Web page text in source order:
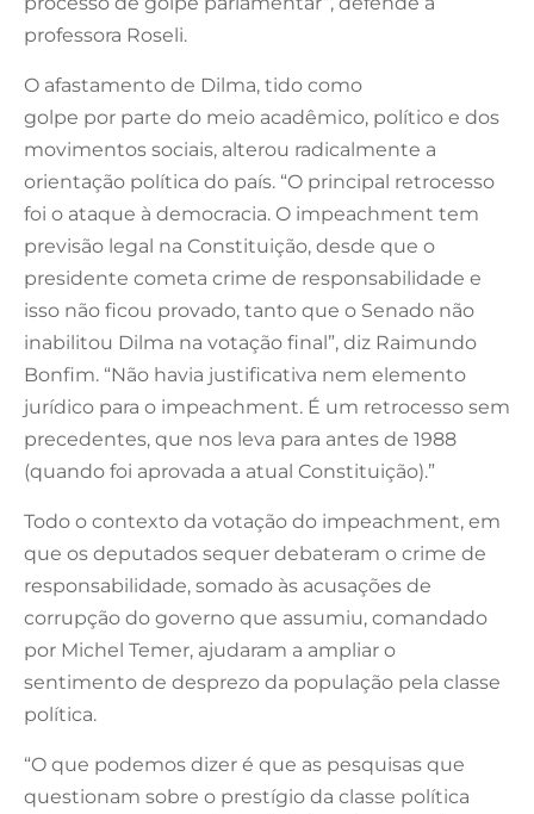
professora Roseli.
O afastamento de Dilma, tido como
golpe por parte do meio acadêmico, político e dos
movimentos sociais, alterou radicalmente a
orientação política do país. “O principal retrocesso
foi o ataque à democracia. O impeachment tem
previsão legal na Constituição, desde que o
presidente cometa crime de responsabilidade e
isso não ficou provado, tanto que o Senado não
inabilitou Dilma na votação final”, diz Raimundo
Bonfim. “Não havia justificativa nem elemento
jurídico para o impeachment. É um retrocesso sem
precedentes, que nos leva para antes de 1988
(quando foi aprovada a atual Constituição).”
Todo o contexto da votação do impeachment, em
que os deputados sequer debateram o crime de
responsabilidade, somado às acusações de
corrupção do governo que assumiu, comandado
por Michel Temer, ajudaram a ampliar o
sentimento de desprezo da população pela classe
política.
“O que podemos dizer é que as pesquisas que
questionam sobre o prestígio da classe política